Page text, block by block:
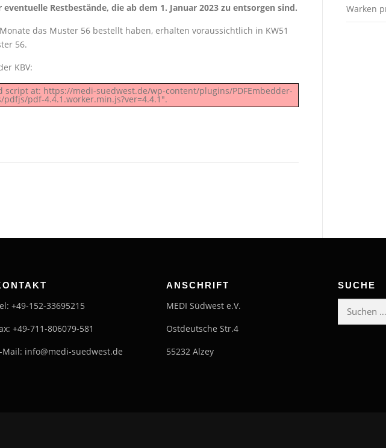
Restbestände, die ab dem 1. Januar 2023 zu entsorgen sind.
das Muster 56 bestellt haben, erhalten voraussichtlich in KW51
56.
KBV:
script at: https://medi-suedwest.de/wp-content/plugins/PDFEmbedder-
pdf-4.4.1.worker.min.js?ver=4.4.1".
Warken
+49-152-33695215
+49-711-806079-581
Mail: info@medi-suedwest.de
ANSCHRIFT
MEDI Südwest e.V.
Ostdeutsche Str.4
55232 Alzey
SUCHE
Suchen
nach: